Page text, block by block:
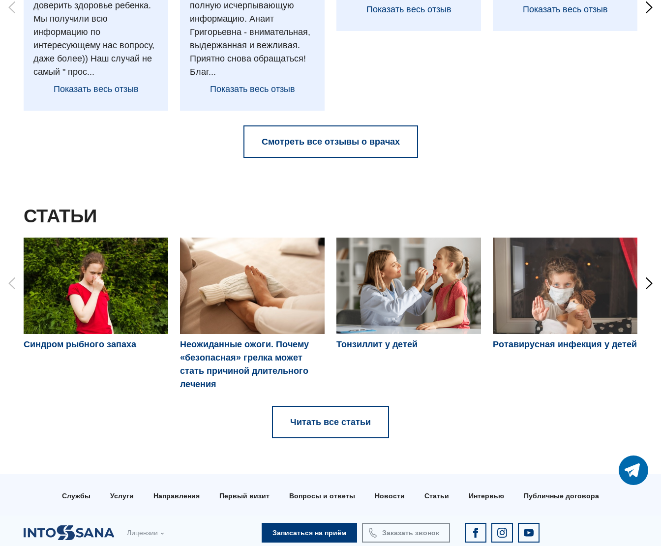
доверить здоровье ребенка.
Мы получили всю
информацию по
интересующему нас вопросу,
даже более)) Наш случай не
самый " прос...
Показать весь отзыв
полную исчерпывающую
информацию. Анаит
Григорьевна - внимательная,
выдержанная и вежливая.
Приятно снова обращаться!
Благ...
Показать весь отзыв
Показать весь отзыв
Показать весь отзыв
Смотреть все отзывы о врачах
СТАТЬИ
Синдром рыбного запаха
Неожиданные ожоги. Почему
«безопасная» грелка может
стать причиной длительного
лечения
Тонзиллит у детей Ротавирусная инфекция у детей
Читать все статьи
Службы Услуги Направления Первый визит Вопросы и ответы Новости Статьи Интервью Публичные договора
Лицензии Записаться на приём Заказать звонок